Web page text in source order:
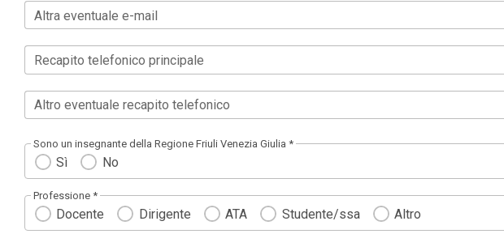
Altra eventuale e-mail
Recapito telefonico principale
Altro eventuale recapito telefonico
Sono un insegnante della Regione Friuli Venezia Giulia *
Sì No
Professione *
Docente Dirigente ATA Studente/ssa Altro